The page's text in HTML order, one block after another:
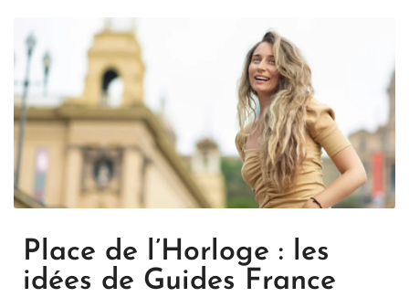
Place de l’Horloge : les
idées de Guides France